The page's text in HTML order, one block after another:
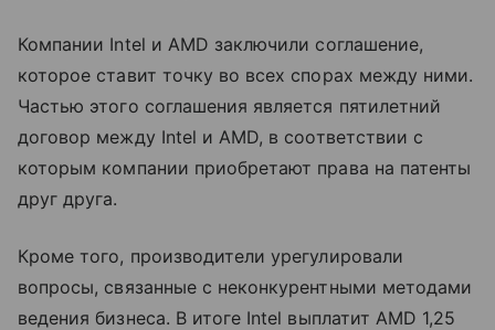
Компании Intel и AMD заключили соглашение,
которое ставит точку во всех спорах между ними.
Частью этого соглашения является пятилетний
договор между Intel и AMD, в соответствии с
которым компании приобретают права на патенты
друг друга.
Кроме того, производители урегулировали
вопросы, связанные с неконкурентными методами
ведения бизнеса. В итоге Intel выплатит AMD 1,25